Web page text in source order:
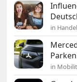
in Handel
Parken
in